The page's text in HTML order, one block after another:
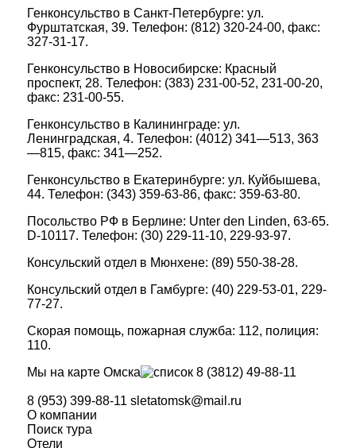
Генконсульство в Санкт-Петербурге: ул.
Фурштатская, 39. Телефон: (812) 320-24-00, факс:
327-31-17.
Генконсульство в Новосибирске: Красный
проспект, 28. Телефон: (383) 231-00-52, 231-00-20,
факс: 231-00-55.
Генконсульство в Калининграде: ул.
Ленинградская, 4. Телефон: (4012) 341—513, 363
—815, факс: 341—252.
Генконсульство в Екатеринбурге: ул. Куйбышева,
44. Телефон: (343) 359-63-86, факс: 359-63-80.
Посольство РФ в Берлине: Unter den Linden, 63-65.
D-10117. Телефон: (30) 229-11-10, 229-93-97.
Консульский отдел в Мюнхене: (89) 550-38-28.
Консульский отдел в Гамбурге: (40) 229-53-01, 229-
77-27.
Скорая помощь, пожарная служба: 112, полиция:
110.
Мы на карте Омска
8 (3812) 49-88-11
8 (953) 399-88-11 sletatomsk@mail.ru
О компании
Поиск тура
Отели